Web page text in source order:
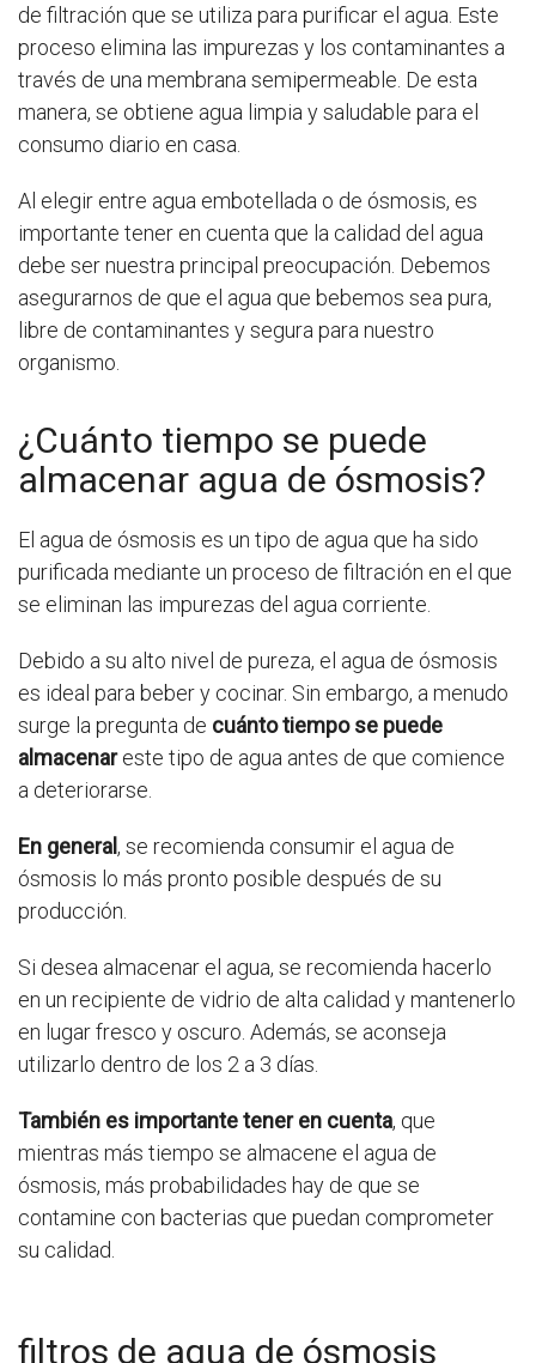
de filtración que se utiliza para purificar el agua. Este
proceso elimina las impurezas y los contaminantes a
través de una membrana semipermeable. De esta
manera, se obtiene agua limpia y saludable para el
consumo diario en casa.
Al elegir entre agua embotellada o de ósmosis, es
importante tener en cuenta que la calidad del agua
debe ser nuestra principal preocupación. Debemos
asegurarnos de que el agua que bebemos sea pura,
libre de contaminantes y segura para nuestro
organismo.
¿Cuánto tiempo se puede
almacenar agua de ósmosis?
El agua de ósmosis es un tipo de agua que ha sido
purificada mediante un proceso de filtración en el que
se eliminan las impurezas del agua corriente.
Debido a su alto nivel de pureza, el agua de ósmosis
es ideal para beber y cocinar. Sin embargo, a menudo
surge la pregunta de cuánto tiempo se puede
almacenareste tipo de agua antes de que comience
a deteriorarse.
En general, se recomienda consumir el agua de
ósmosis lo más pronto posible después de su
producción.
Si desea almacenar el agua, se recomienda hacerlo
en un recipiente de vidrio de alta calidad y mantenerlo
en lugar fresco y oscuro. Además, se aconseja
utilizarlo dentro de los 2 a 3 días.
También es importante tener en cuenta, que
mientras más tiempo se almacene el agua de
ósmosis, más probabilidades hay de que se
contamine con bacterias que puedan comprometer
su calidad.
filtros de agua de ósmosis